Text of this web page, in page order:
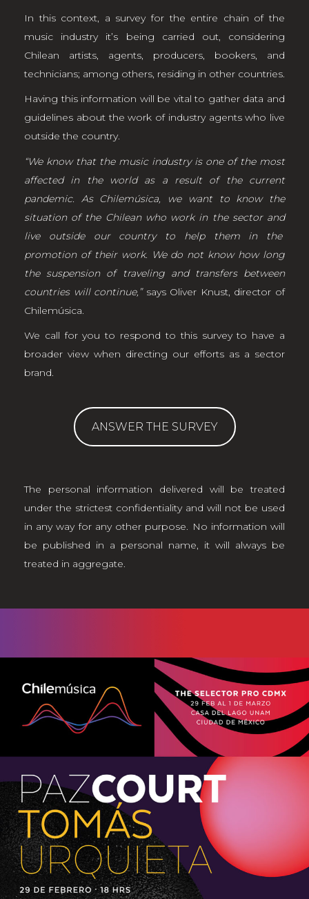
In this context, a survey for the entire chain of the
music industry it’s being carried out, considering
Chilean artists, agents, producers, bookers, and
technicians; among others, residing in other countries.
Having this information will be vital to gather data and
guidelines about the work of industry agents who live
outside the country.
“We know that the music industry is one of the most
affected in the world as a result of the current
pandemic. As Chilemúsica, we want to know the
situation of the Chilean who work in the sector and
live outside our country to help them in the
promotion of their work. We do not know how long
the suspension of traveling and transfers between
countries will continue,”says Oliver Knust, director of
Chilemúsica.
We call for you to respond to this survey to have a
broader view when directing our efforts as a sector
brand.
ANSWER THE SURVEY
The personal information delivered will be treated
under the strictest confidentiality and will not be used
in any way for any other purpose. No information will
be published in a personal name, it will always be
treated in aggregate.